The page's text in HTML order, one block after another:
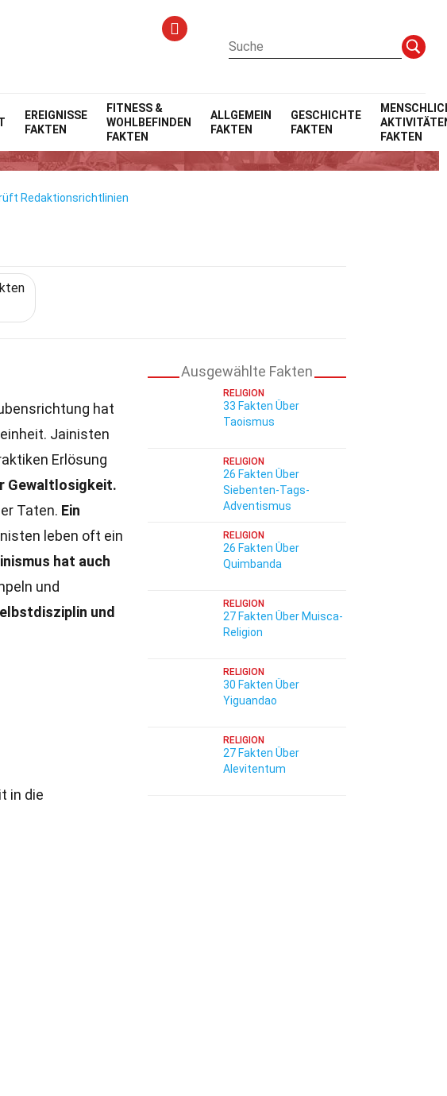
EREIGNISSE
FAKTEN
FITNESS &
WOHLBEFINDEN
FAKTEN
ALLGEMEIN
FAKTEN
GESCHICHTE
FAKTEN
FAKTEN
Fakten
Redaktionsrichtlinien
hat
Jainisten
Erlösung
Gewaltlosigkeit.
Taten. Ein
leben oft ein
hat auch
und
und
in die
Ausgewählte Fakten
RELIGION
33 Fakten Über
Taoismus
RELIGION
26 Fakten Über
Siebenten-Tags-
Adventismus
RELIGION
26 Fakten Über
Quimbanda
RELIGION
27 Fakten Über Muisca-
Religion
RELIGION
30 Fakten Über
Yiguandao
RELIGION
27 Fakten Über
Alevitentum